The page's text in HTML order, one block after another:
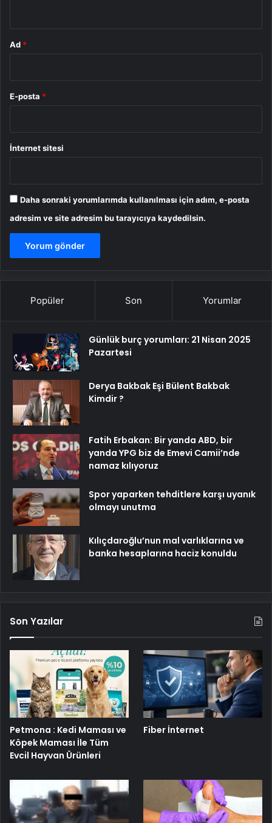
Ad *
E-posta *
İnternet sitesi
Daha sonraki yorumlarımda kullanılması için adım, e-posta
adresim ve site adresim bu tarayıcıya kaydedilsin.
Popüler Son Yorumlar
Günlük burç yorumları: 21 Nisan 2025
Pazartesi
Derya Bakbak Eşi Bülent Bakbak
Kimdir ?
Fatih Erbakan: Bir yanda ABD, bir
yanda YPG biz de Emevi Camii’nde
namaz kılıyoruz
Spor yaparken tehditlere karşı uyanık
olmayı unutma
Kılıçdaroğlu’nun mal varlıklarına ve
banka hesaplarına haciz konuldu
Son Yazılar
Petmona : Kedi Maması ve
Köpek Maması İle Tüm
Evcil Hayvan Ürünleri
Fiber İnternet